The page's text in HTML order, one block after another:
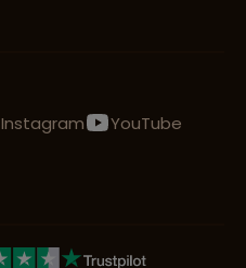
Instagram
YouTube